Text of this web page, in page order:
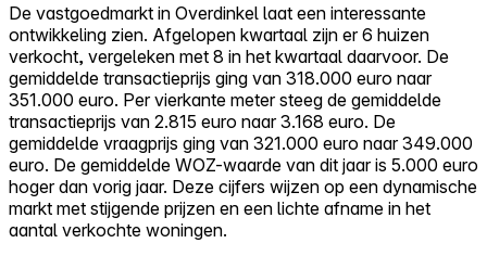
Alles-in-één
Reviews
Prijzen
Log in
Probeer Walter gratis
De vastgoedmarkt in Overdinkel laat een interessante
ontwikkeling zien. Afgelopen kwartaal zijn er 6 huizen
verkocht, vergeleken met 8 in het kwartaal daarvoor. De
gemiddelde transactieprijs ging van 318.000 euro naar
351.000 euro. Per vierkante meter steeg de gemiddelde
transactieprijs van 2.815 euro naar 3.168 euro. De
gemiddelde vraagprijs ging van 321.000 euro naar 349.000
euro. De gemiddelde WOZ-waarde van dit jaar is 5.000 euro
hoger dan vorig jaar. Deze cijfers wijzen op een dynamische
markt met stijgende prijzen en een lichte afname in het
aantal verkochte woningen.